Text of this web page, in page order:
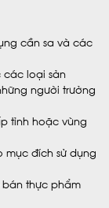
cần sa và các
các loại sản
người trưởng
tỉnh hoặc vùng
đích sử dụng
thực phẩm